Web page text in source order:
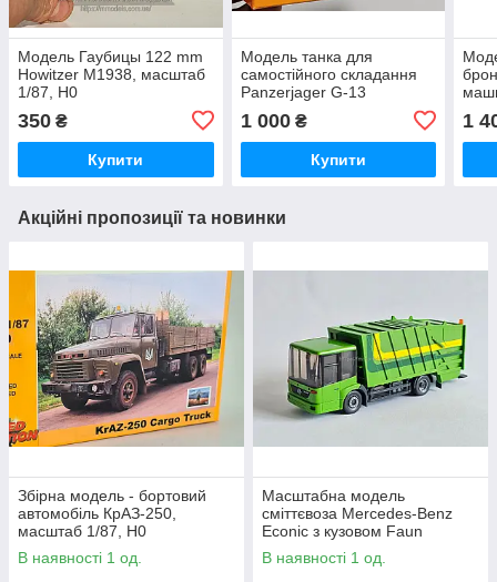
Модель Гаубицы 122 mm
Howitzer M1938, масштаб
1/87, H0
350 ₴
Купити
Модель танка для
самостійного складання
Panzerjager G-13
HETZER, масштабу 1/87,
H0
1 000₴
Купити
1
Акційні пропозиції та новинки
Збірна модель - бортовий
автомобіль КрАЗ-250,
масштаб 1/87, H0
В наявності 1 од.
Масштабна модель
сміттєвоза Mercedes-Benz
Econic з кузовом Faun
Variopress, масштаб 1/87, H0
В наявності 1 од.